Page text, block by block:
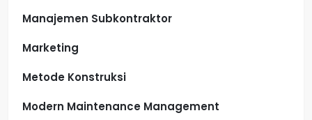
Manajemen Subkontraktor
Marketing
Metode Konstruksi
Modern Maintenance Management